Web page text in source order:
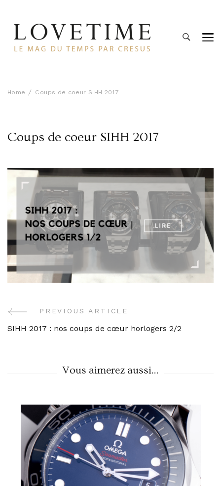
Home Coups de coeur SIHH 2017
Coups de coeur SIHH 2017
Post
PREVIOUS ARTICLE
SIHH 2017 : nos coups de cœur horlogers 2/2
Vous aimerez aussi...